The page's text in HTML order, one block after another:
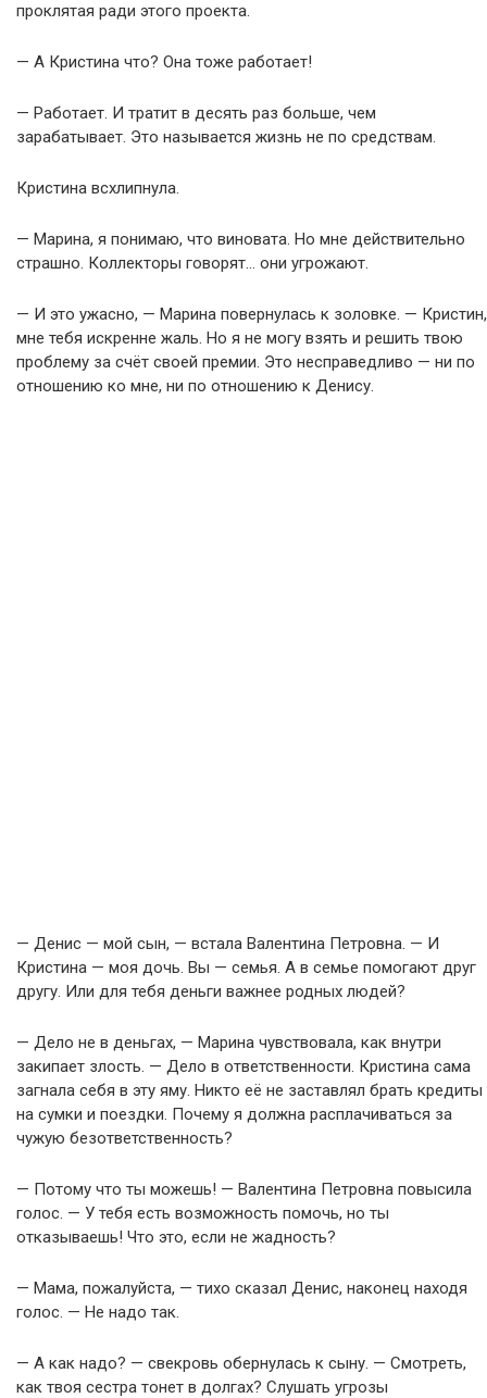
проклятая ради этого проекта.
— А Кристина что? Она тоже работает!
— Работает. И тратит в десять раз больше, чем
зарабатывает. Это называется жизнь не по средствам.
Кристина всхлипнула.
— Марина, я понимаю, что виновата. Но мне действительно
страшно. Коллекторы говорят… они угрожают.
— И это ужасно, — Марина повернулась к золовке. — Кристин,
мне тебя искренне жаль. Но я не могу взять и решить твою
проблему за счёт своей премии. Это несправедливо — ни по
отношению ко мне, ни по отношению к Денису.
— Денис — мой сын, — встала Валентина Петровна. — И
Кристина — моя дочь. Вы — семья. А в семье помогают друг
другу. Или для тебя деньги важнее родных людей?
— Дело не в деньгах, — Марина чувствовала, как внутри
закипает злость. — Дело в ответственности. Кристина сама
загнала себя в эту яму. Никто её не заставлял брать кредиты
на сумки и поездки. Почему я должна расплачиваться за
чужую безответственность?
— Потому что ты можешь! — Валентина Петровна повысила
голос. — У тебя есть возможность помочь, но ты
отказываешь! Что это, если не жадность?
— Мама, пожалуйста, — тихо сказал Денис, наконец находя
голос. — Не надо так.
— А как надо? — свекровь обернулась к сыну. — Смотреть,
как твоя сестра тонет в долгах? Слушать угрозы